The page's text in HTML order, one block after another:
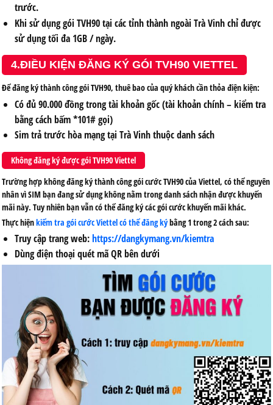
trước.
Khi sử dụng gói TVH90 tại các tỉnh thành ngoài Trà Vinh chỉ được
sử dụng tối đa 1GB / ngày.
4.ĐIỀU KIỆN ĐĂNG KÝ GÓI TVH90 VIETTEL
Để đăng ký thành công gói TVH90, thuê bao của quý khách cần thỏa điện kiện:
Có đủ 90.000 đồng trong tài khoản gốc (tài khoản chính – kiểm tra
bằng cách bấm *101# gọi)
Sim trả trước hòa mạng tại Trà Vinh thuộc danh sách
Không đăng ký được gói TVH90 Viettel
Trường hợp không đăng ký thành công gói cước TVH90 của Viettel, có thể nguyên
nhân vì SIM bạn đang sử dụng không nằm trong danh sách nhận được khuyến
mãi này. Tuy nhiên bạn vẫn có thể đăng ký các gói cước khuyến mãi khác.
Thực hiệnkiểm tra gói cước Viettel có thể đăng kýbằng 1 trong 2 cách sau:
Truy cập trang web:https://dangkymang.vn/kiemtra
Dùng điện thoại quét mã QR bên dưới